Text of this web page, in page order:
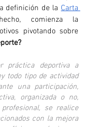
definición de la Carta
comienza la
pivotando sobre
práctica deportiva a
todo tipo de actividad
una participación,
organizada o no,
se realice
con la mejora